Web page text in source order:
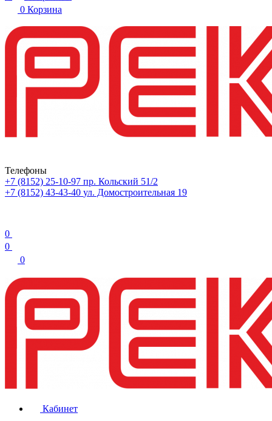
0 Корзина
Телефоны
+7 (8152) 25-10-97 пр. Кольский 51/2
+7 (8152) 43-43-40 ул. Домостроительная 19
0
0
0
Кабинет